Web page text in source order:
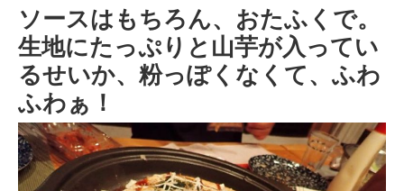
ソースはもちろん、おたふくで。
生地にたっぷりと山芋が入ってい
るせいか、粉っぽくなくて、ふわ
ふわぁ！